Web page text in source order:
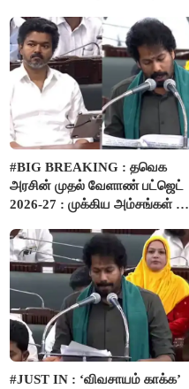
#BIG BREAKING : தவெக
அரசின் முதல் வேளாண் பட்ஜெட்
2026-27 : முக்கிய அம்சங்கள் ஓர்
#JUST IN : ‘விவசாயம் காக்க’